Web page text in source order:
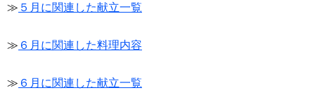
≫ ５月に関連した献立一覧
≫ ６月に関連した料理内容
≫ ６月に関連した献立一覧